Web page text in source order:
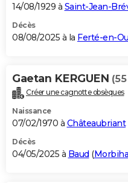
14/08/1929 à Saint-Jean-
Décès
08/08/2025 à la Ferté-en-
Gaetan KERGUEN
Créer une cagnotte obsèques
Naissance
07/02/1970 à Châteaubriant
Décès
04/05/2025 à Baud (